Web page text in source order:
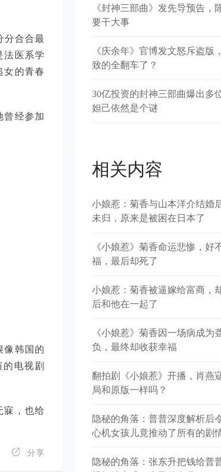
分合合最
法医系学
女的青春
曾经参加
像韩国的
电视剧
寐，也给
 分享
《封神三部曲》发先导预告，
要干大事
《庆余年》官博发文怒斥盗版
致的全翻车了？
30亿投资的封神三部曲爆出多
妲己依然是个谜
相关内容
小娘惹：菊香与山本洋介结婚
未归，原来是被困在日本了
《小娘惹》菊香命运悲惨，好
福，最后却死了
小娘惹：菊香被逼嫁给富商，
后和他在一起了
《小娘惹》菊香因一场病成为
负，最终却收获幸福
翻拍剧《小娘惹》开播，肖燕
局和原版一样吗？
隐秘的角落：普普深度解析后
心机女孩儿竟推动了所有的剧
隐秘的角落：张东升把钱给普